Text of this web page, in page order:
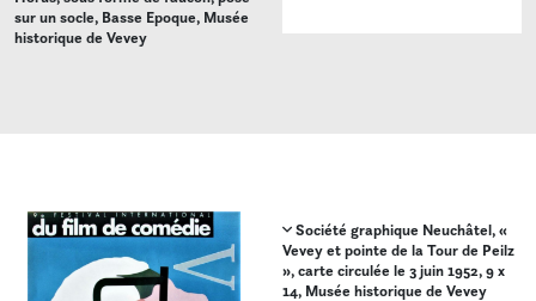
sur un socle, Basse Epoque, Musée
historique de Vevey
Société graphique Neuchâtel, «
Vevey et pointe de la Tour de Peilz
», carte circulée le 3 juin 1952, 9 x
14, Musée historique de Vevey